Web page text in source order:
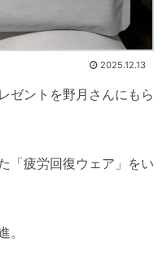
2025.12.13
ゼントを野月さんにもら
「疲労回復ウェア」をい
。